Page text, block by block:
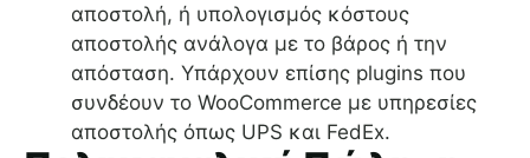
αποστολή, ή υπολογισμός κόστους
αποστολής ανάλογα με το βάρος ή την
απόσταση. Υπάρχουν επίσης plugins που
συνδέουν το WooCommerce με υπηρεσίες
αποστολής όπως UPS και FedEx.